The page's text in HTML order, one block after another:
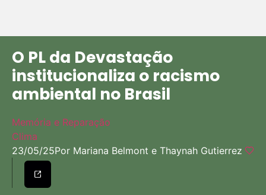
O PL da Devastação
institucionaliza o racismo
ambiental no Brasil
Memória e Reparação
Clima
23/05/25Por Mariana Belmont e Thaynah Gutierrez